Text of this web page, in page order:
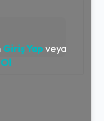
Giriş Yap veya